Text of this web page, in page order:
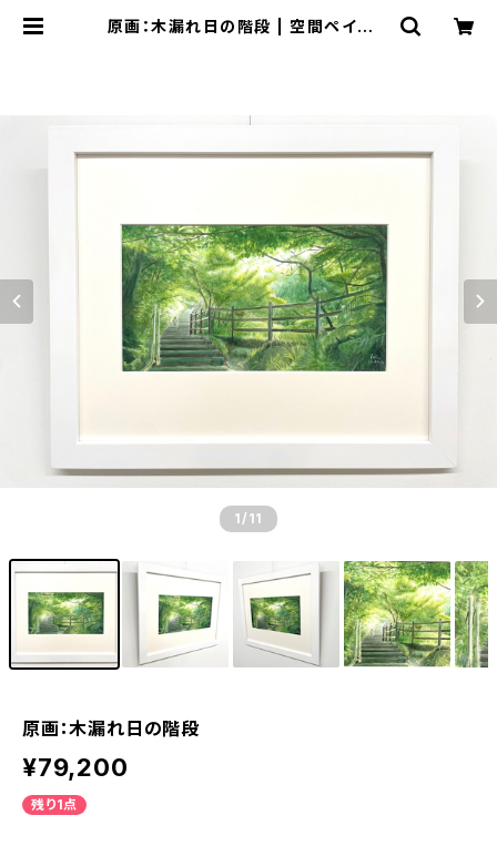
原画：木漏れ日の階段 | 空間ペインタ
1 /11
原画：木漏れ日の階段
¥79,200
残り1点